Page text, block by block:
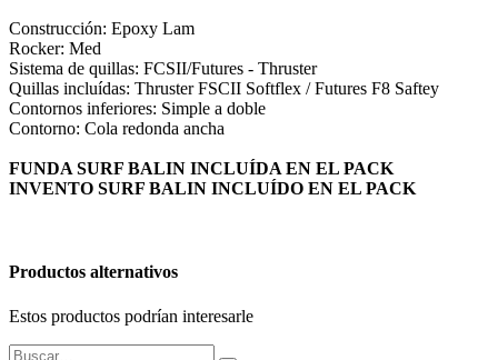
Construcción: Epoxy Lam
Rocker: Med
Sistema de quillas: FCSII/Futures - Thruster
Quillas incluídas: Thruster FSCII Softflex / Futures F8 Saftey
Contornos inferiores: Simple a doble
Contorno: Cola redonda ancha
FUNDA SURF BALIN INCLUÍDA EN EL PACK
INVENTO SURF BALIN INCLUÍDO EN EL PACK
Productos alternativos
Estos productos podrían interesarle